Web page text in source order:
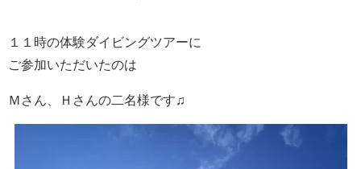
１１時の体験ダイビングツアーに
ご参加いただいたのは
Ｍさん、Ｈさんの二名様です♫